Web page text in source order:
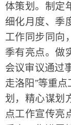
体策划。制定
细化月度、季
工作同步同向
季有亮点。做
会议审议通过
走洛阳”等重
划，精心谋划
点工作宣传亮